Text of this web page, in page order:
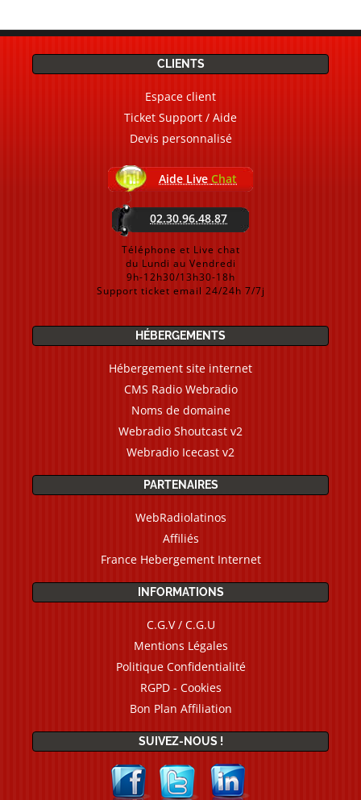
CLIENTS
Espace client
Ticket Support / Aide
Devis personnalisé
Aide Live Chat
02.30.96.48.87
Téléphone et Live chat
du Lundi au Vendredi
9h-12h30/13h30-18h
Support ticket email 24/24h 7/7j
HÉBERGEMENTS
Hébergement site internet
CMS Radio Webradio
Noms de domaine
Webradio Shoutcast v2
Webradio Icecast v2
PARTENAIRES
WebRadiolatinos
Affiliés
France Hebergement Internet
INFORMATIONS
C.G.V / C.G.U
Mentions Légales
Politique Confidentialité
RGPD - Cookies
Bon Plan Affiliation
SUIVEZ-NOUS !